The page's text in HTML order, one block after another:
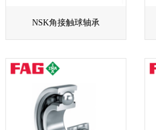
NSK角接触球轴承